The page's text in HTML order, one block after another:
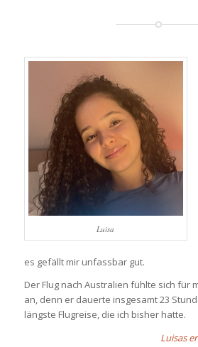
Luisa
es gefällt mir unfassbar gut.
Der Flug nach Australien fühlte sich für
an, denn er dauerte insgesamt 23
längste Flugreise, die ich bisher hatte.
Luisas